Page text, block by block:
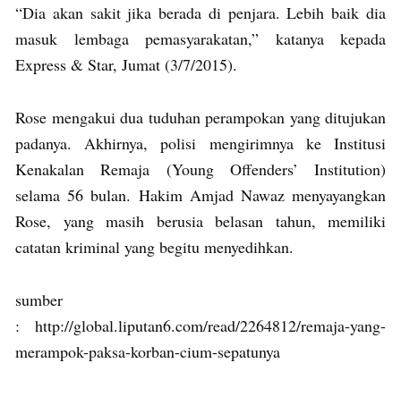
“Dia akan sakit jika berada di penjara. Lebih baik dia
masuk lembaga pemasyarakatan,” katanya kepada
Express & Star, Jumat (3/7/2015).
Rose mengakui dua tuduhan perampokan yang ditujukan
padanya. Akhirnya, polisi mengirimnya ke Institusi
Kenakalan Remaja (Young Offenders’ Institution)
selama 56 bulan. Hakim Amjad Nawaz menyayangkan
Rose, yang masih berusia belasan tahun, memiliki
catatan kriminal yang begitu menyedihkan.
sumber
: http://global.liputan6.com/read/2264812/remaja-yang-
merampok-paksa-korban-cium-sepatunya